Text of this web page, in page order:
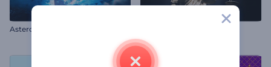
Asteroid Çarpması Girişi